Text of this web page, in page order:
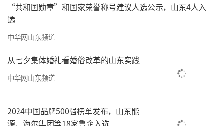
“共和国勋章”和国家荣誉称号建议人选公示，山东4人入
选
中华网山东频道
从七夕集体婚礼看婚俗改革的山东实践
中华网山东频道
2024中国品牌500强榜单发布，山东能
源、海尔集团等18家鲁企入选